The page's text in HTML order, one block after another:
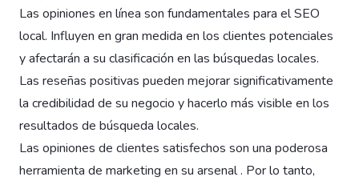
Las opiniones en línea son fundamentales para el SEO
local. Influyen en gran medida en los clientes potenciales
y afectarán a su clasificación en las búsquedas locales.
Las reseñas positivas pueden mejorar significativamente
la credibilidad de su negocio y hacerlo más visible en los
resultados de búsqueda locales.
Las opiniones de clientes satisfechos son una poderosa
herramienta de marketing en su arsenal . Por lo tanto,